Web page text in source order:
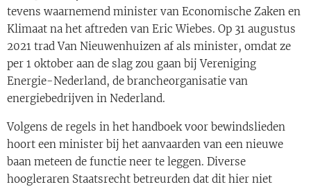
tevens waarnemend minister van Economische Zaken en
Klimaat na het aftreden van Eric Wiebes. Op 31 augustus
2021 trad Van Nieuwenhuizen af als minister, omdat ze
per 1 oktober aan de slag zou gaan bij Vereniging
Energie-Nederland, de brancheorganisatie van
energiebedrijven in Nederland.
Volgens de regels in het handboek voor bewindslieden
hoort een minister bij het aanvaarden van een nieuwe
baan meteen de functie neer te leggen. Diverse
hoogleraren Staatsrecht betreurden dat dit hier niet